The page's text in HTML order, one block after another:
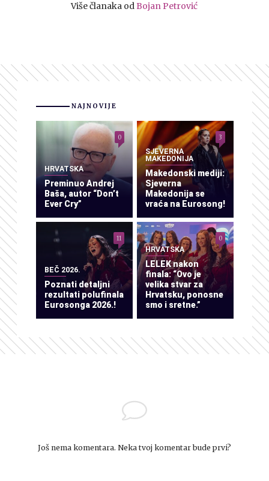
Više članaka odBojan Petrović
NAJNOVIJE
HRVATSKA
Preminuo Andrej
Baša, autor “Don’t
Ever Cry”
0
SJEVERNA
MAKEDONIJA
Makedonski mediji:
Sjeverna
Makedonija se
vraća na Eurosong!
3
BEČ 2026.
Poznati detaljni
rezultati polufinala
Eurosonga 2026.!
11
HRVATSKA
LELEK nakon
finala: “Ovo je
velika stvar za
Hrvatsku, ponosne
smo i sretne.”
0
Još nema komentara. Neka tvoj komentar bude prvi?